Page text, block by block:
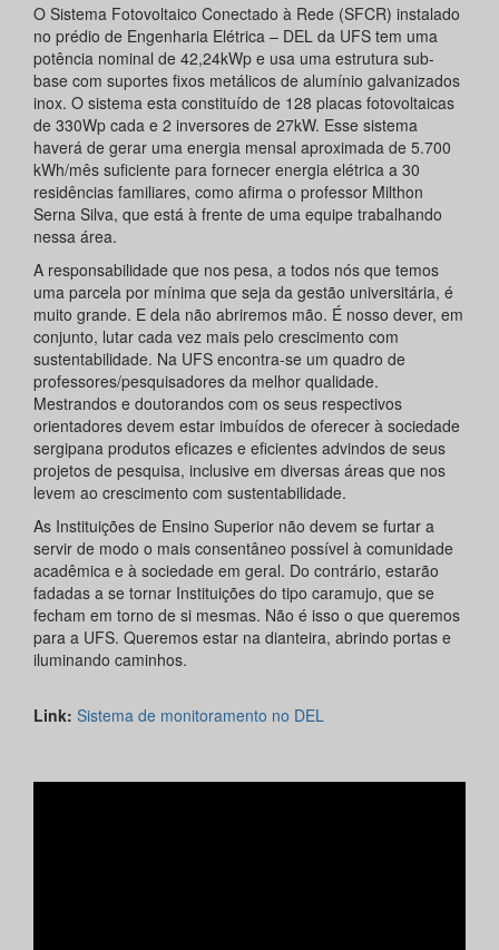
O Sistema Fotovoltaico Conectado à Rede (SFCR) instalado
no prédio de Engenharia Elétrica – DEL da UFS tem uma
potência nominal de 42,24kWp e usa uma estrutura sub-
base com suportes fixos metálicos de alumínio galvanizados
inox. O sistema esta constituído de 128 placas fotovoltaicas
de 330Wp cada e 2 inversores de 27kW. Esse sistema
haverá de gerar uma energia mensal aproximada de 5.700
kWh/mês suficiente para fornecer energia elétrica a 30
residências familiares, como afirma o professor Milthon
Serna Silva, que está à frente de uma equipe trabalhando
nessa área.
A responsabilidade que nos pesa, a todos nós que temos
uma parcela por mínima que seja da gestão universitária, é
muito grande. E dela não abriremos mão. É nosso dever, em
conjunto, lutar cada vez mais pelo crescimento com
sustentabilidade. Na UFS encontra-se um quadro de
professores/pesquisadores da melhor qualidade.
Mestrandos e doutorandos com os seus respectivos
orientadores devem estar imbuídos de oferecer à sociedade
sergipana produtos eficazes e eficientes advindos de seus
projetos de pesquisa, inclusive em diversas áreas que nos
levem ao crescimento com sustentabilidade.
As Instituições de Ensino Superior não devem se furtar a
servir de modo o mais consentâneo possível à comunidade
acadêmica e à sociedade em geral. Do contrário, estarão
fadadas a se tornar Instituições do tipo caramujo, que se
fecham em torno de si mesmas. Não é isso o que queremos
para a UFS. Queremos estar na dianteira, abrindo portas e
iluminando caminhos.
Link: Sistema de monitoramento no DEL